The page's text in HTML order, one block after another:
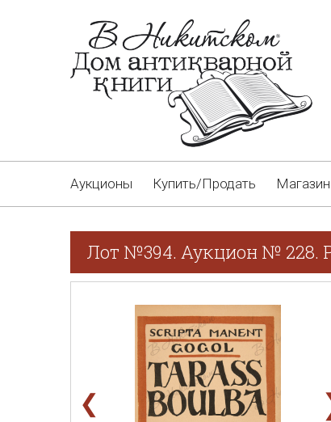
Аукционы Купить/Продать Магазин
Лот №394. Аукцион № 228.
❮